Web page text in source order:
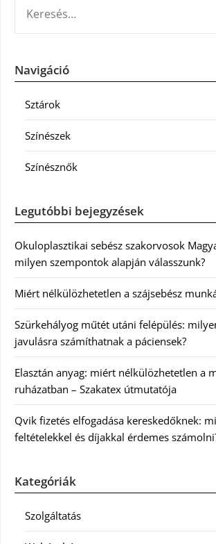
Navigáció
Sztárok
Színészek
Színésznők
Legutóbbi bejegyzések
Okuloplasztikai sebész szakorvosok
milyen szempontok alapján válasszunk?
Miért nélkülözhetetlen a szájsebész
Szürkehályog műtét utáni felépülés:
javulásra számíthatnak a páciensek?
Elasztán anyag: miért nélkülözhetetlen a
ruházatban – Szakatex útmutatója
Qvik fizetés elfogadása kereskedőknek:
feltételekkel és díjakkal érdemes
Kategóriák
Szolgáltatás